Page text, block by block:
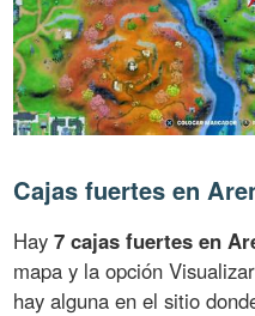
Cajas fuertes en
Hay7 cajas fuertes en
mapa y la opción
hay alguna en el sitio